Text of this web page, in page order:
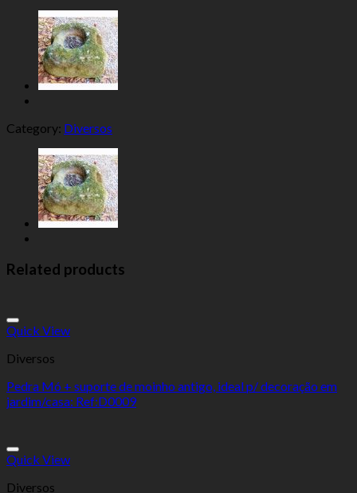
Category: Diversos
Related products
Quick View
Diversos
Pedra Mó + suporte de moinho antigo, ideal p/ decoração em
jardim/casa: Ref:D0009
Quick View
Diversos